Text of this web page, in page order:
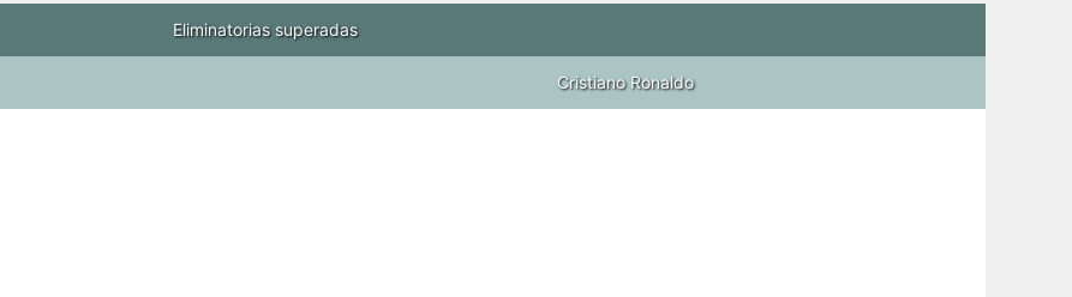
Eliminatorias superadas
Cristiano Ronaldo